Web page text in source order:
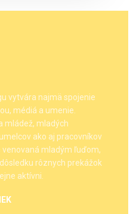
vytvára najmä spojenie
médiá a umenie.
mládež, mladých
ako aj pracovníkov
mladým ľuďom,
rôznych prekážok
aktívni.